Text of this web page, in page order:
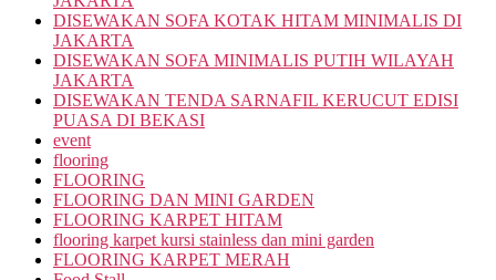
DISEWAKAN SOFA KOTAK HITAM MINIMALIS DI
JAKARTA
DISEWAKAN SOFA MINIMALIS PUTIH WILAYAH
JAKARTA
DISEWAKAN TENDA SARNAFIL KERUCUT EDISI
PUASA DI BEKASI
event
flooring
FLOORING
FLOORING DAN MINI GARDEN
FLOORING KARPET HITAM
flooring karpet kursi stainless dan mini garden
FLOORING KARPET MERAH